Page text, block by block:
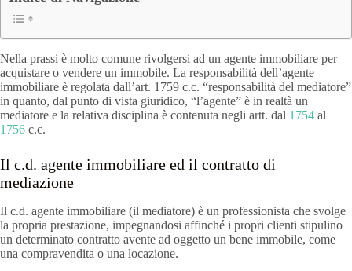
Nella prassi è molto comune rivolgersi ad un agente immobiliare per
acquistare o vendere un immobile. La responsabilità dell’agente
immobiliare è regolata dall’art. 1759 c.c. “responsabilità del mediatore”
in quanto, dal punto di vista giuridico, “l’agente” è in realtà un
mediatore e la relativa disciplina è contenuta negli artt. dal 1754 al
1756 c.c.
Il c.d. agente immobiliare ed il contratto di
mediazione
Il c.d. agente immobiliare (il mediatore) è un professionista che svolge
la propria prestazione, impegnandosi affinché i propri clienti stipulino
un determinato contratto avente ad oggetto un bene immobile, come
una compravendita o una locazione.